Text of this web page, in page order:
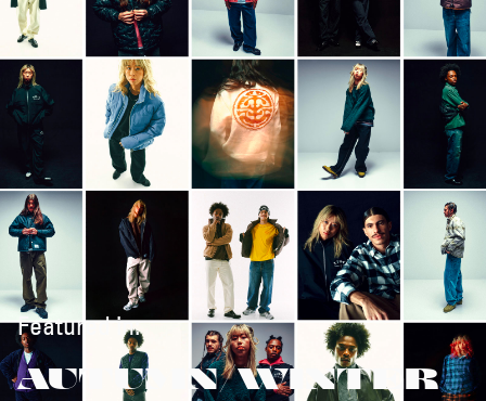
Featured in:
AUTUMN/WINTER